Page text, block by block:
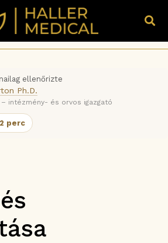
ellenőrizte
Ph.D.
intézmény- és orvos igazgató
2 perc